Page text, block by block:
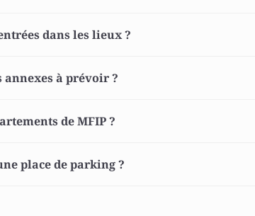
dans les lieux ?
annexes à prévoir ?
de MFIP ?
place de parking ?